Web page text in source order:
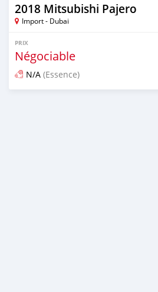
2018 Mitsubishi Pajero
Import - Dubai
PRIX
Négociable
N/A (Essence)